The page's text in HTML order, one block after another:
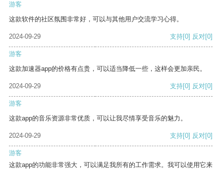
游客
这款软件的社区氛围非常好，可以与其他用户交流学习心得。
2024-09-29 支持[0] 反对[0]
游客
这款加速器app的价格有点贵，可以适当降低一些，这样会更加亲民。
2024-09-29 支持[0] 反对[0]
游客
这款app的音乐资源非常优质，可以让我尽情享受音乐的魅力。
2024-09-29 支持[0] 反对[0]
游客
这款app的功能非常强大，可以满足我所有的工作需求。我可以使用它来